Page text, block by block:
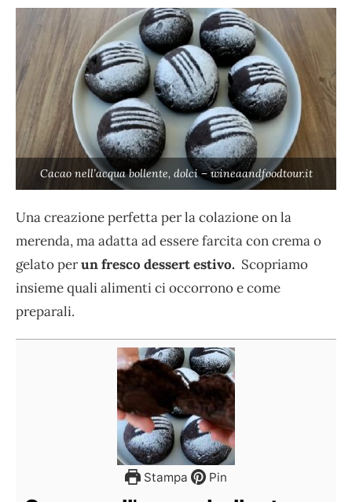
Cacao nell’acqua bollente, dolci – wineaandfoodtour.it
Una creazione perfetta per la colazione on la
merenda, ma adatta ad essere farcita con crema o
gelato perun fresco dessert estivo. Scopriamo
insieme quali alimenti ci occorrono e come
preparali.
Stampa Pin